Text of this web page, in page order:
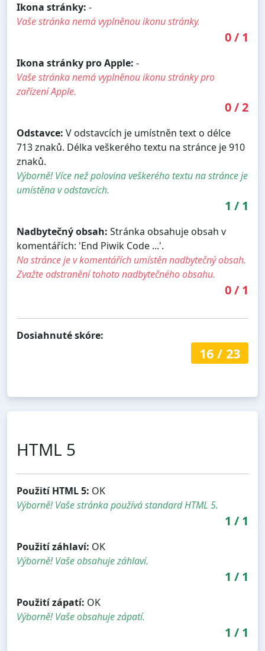
Ikona stránky: -
Vaše stránka nemá vyplněnou ikonu stránky.
0/ 1
Ikona stránky pro Apple: -
Vaše stránka nemá vyplněnou ikonu stránky pro
zařízení Apple.
0/2
Odstavce: V odstavcích je umístněn text o délce
713 znaků. Délka veškerého textu na stránce je 910
znaků.
Výborně! Více než polovina veškerého textu na stránce je
umístěna v odstavcích.
1 / 1
Nadbytečný obsah: Stránka obsahuje obsah v
komentářích: 'End Piwik Code ...'.
Na stránce je v komentářích umístěn nadbytečný obsah.
Zvažte odstranění tohoto nadbytečného obsahu.
0/ 1
Dosiahnuté skóre:
16/ 23
HTML 5
Použití HTML 5: OK
Výborně! Vaše stránka používá standard HTML 5.
1 / 1
Použití záhlaví: OK
Výborně! Vaše obsahuje záhlaví.
1 / 1
Použití zápatí: OK
Výborně! Vaše obsahuje zápatí.
1 / 1